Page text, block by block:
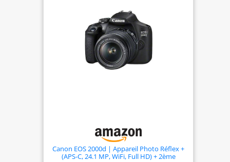
Canon EOS 2000d | Appareil Photo Réflex +
(APS-C, 24.1 MP, WiFi, Full HD) + 2ème